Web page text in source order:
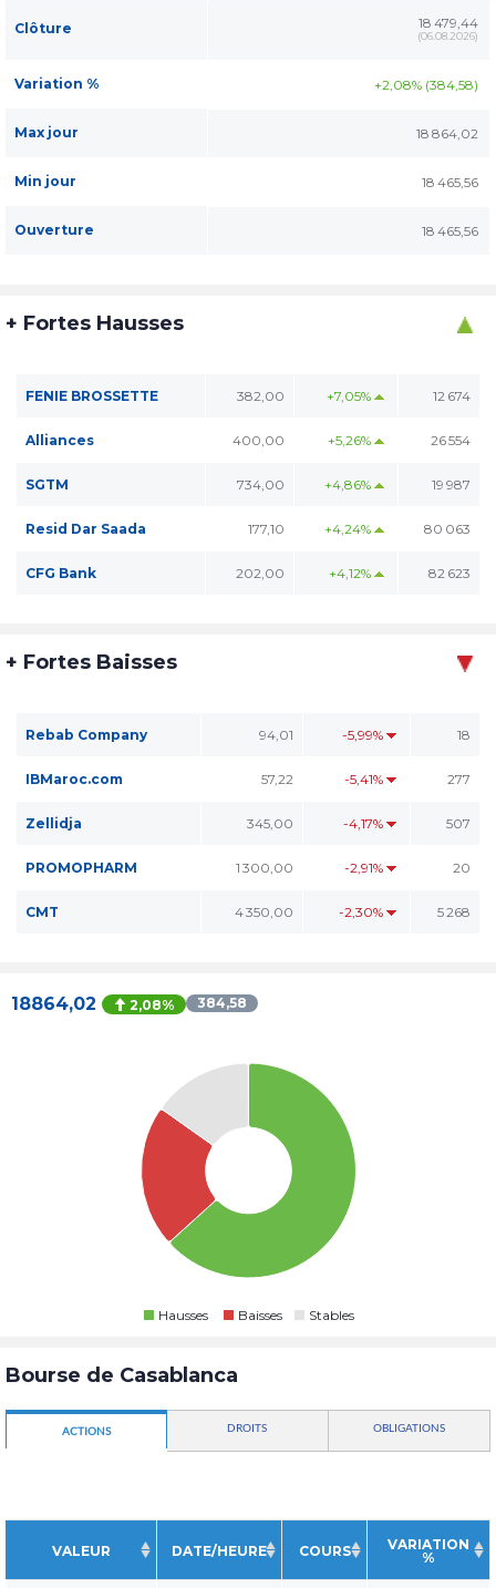
Clôture 18 479,44
(06.08.2026)
Variation % +2,08% (384,58)
Max jour 18 864,02
Min jour 18 465,56
Ouverture 18 465,56
+ Fortes Hausses
FENIE BROSSETTE 382,00 +7,05% 12 674
Alliances 400,00 +5,26% 26 554
SGTM 734,00 +4,86% 19 987
Resid Dar Saada 177,10 +4,24% 80 063
CFG Bank 202,00 +4,12% 82 623
+ Fortes Baisses
Rebab Company 94,01 -5,99% 18
IBMaroc.com 57,22 -5,41% 277
Zellidja 345,00 -4,17% 507
PROMOPHARM 1 300,00 -2,91% 20
CMT 4 350,00 -2,30% 5 268
18864,02 2,08% 384,58
Hausses Baisses Stables
Bourse de Casablanca
ACTIONS DROITS OBLIGATIONS
VALEUR DATE/HEURE COURS
VARIATION
%